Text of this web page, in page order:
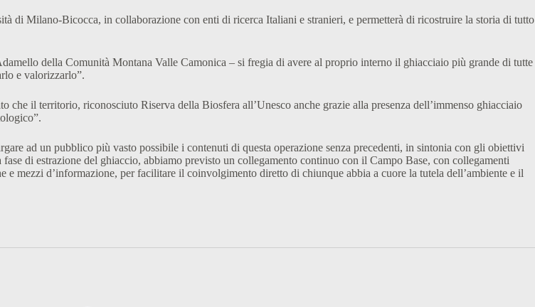
di Milano-Bicocca, in collaborazione con enti di ricerca Italiani e stranieri, e permetterà di ricostruire la storia di tutto
della Comunità Montana Valle Camonica – si fregia di avere al proprio interno il ghiacciaio più grande di tutte
e valorizzarlo”.
il territorio, riconosciuto Riserva della Biosfera all’Unesco anche grazie alla presenza dell’immenso ghiacciaio
ad un pubblico più vasto possibile i contenuti di questa operazione senza precedenti, in sintonia con gli obiettivi
di estrazione del ghiaccio, abbiamo previsto un collegamento continuo con il Campo Base, con collegamenti
mezzi d’informazione, per facilitare il coinvolgimento diretto di chiunque abbia a cuore la tutela dell’ambiente e il